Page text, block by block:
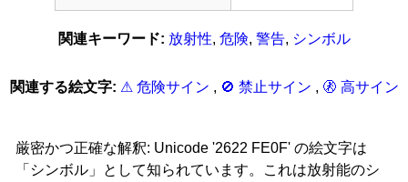
関連キーワード: 放射性, 危険, 警告, シンボル
関連する絵文字: ⚠ 危険サイン , 🚫 禁止サイン , 🚷 高サイン
厳密かつ正確な解釈: Unicode '2622 FE0F' の絵文字は
「シンボル」として知られています。これは放射能のシ